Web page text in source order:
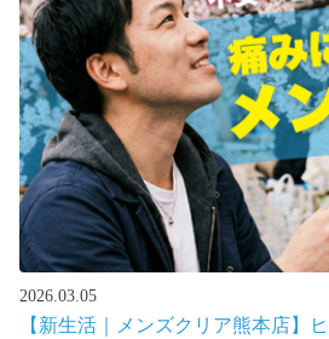
2026.03.05
【新生活｜メンズクリア熊本店】